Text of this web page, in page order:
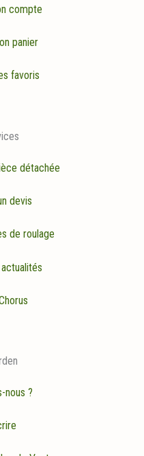
compte
panier
favoris
détachée
devis
de roulage
nous ?